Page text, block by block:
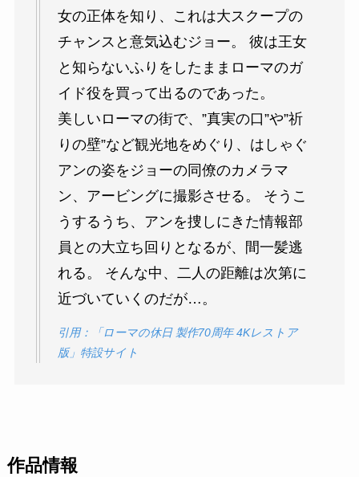
女の正体を知り、これは大スクープの
チャンスと意気込むジョー。 彼は王女
と知らないふりをしたままローマのガ
イド役を買って出るのであった。
美しいローマの街で、”真実の口”や”祈
りの壁”など観光地をめぐり、はしゃぐ
アンの姿をジョーの同僚のカメラマ
ン、アービングに撮影させる。 そうこ
うするうち、アンを捜しにきた情報部
員との大立ち回りとなるが、間一髪逃
れる。 そんな中、二人の距離は次第に
近づいていくのだが…。
引用：「ローマの休日 製作70周年 4Kレストア
版」特設サイト
作品情報